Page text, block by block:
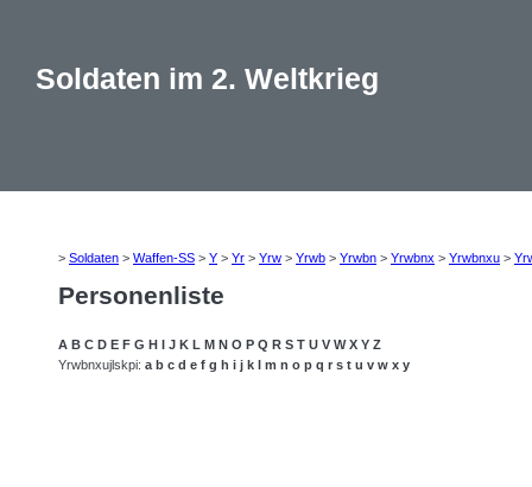
Soldaten im 2. Weltkrieg
> Soldaten > Waffen-SS > Y > Yr > Yrw > Yrwb > Yrwbn > Yrwbnx > Yrwbnxu >
Personenliste
A B C D E F G H I J K L M N O P Q R S T U V W X Y Z
Yrwbnxujlskpi: a b c d e f g h i j k l m n o p q r s t u v w x y